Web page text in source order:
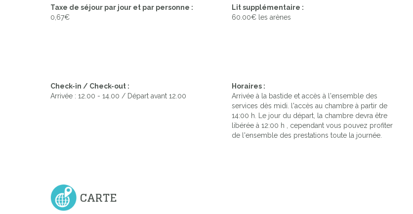
Taxe de séjour par jour et par personne :
0,67€
Lit supplémentaire :
60.00€ les arènes
Check-in / Check-out :
Arrivée : 12.00 - 14.00 / Départ avant 12.00
Horaires :
Arrivée à la bastide et accès à l'ensemble des
services dès midi. l'accès au chambre à partir de
14:00 h. Le jour du départ, la chambre devra être
libérée à 12:00 h , cependant vous pouvez profiter
de l'ensemble des prestations toute la journée.
CARTE